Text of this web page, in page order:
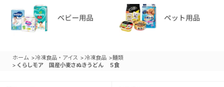
ホーム >冷凍食品・アイス > 冷凍食品 >麺類
> くらしモア 国産小麦さぬきうどん ５食